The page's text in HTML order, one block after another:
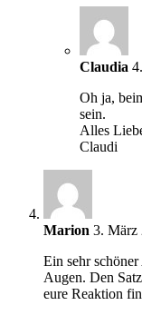
Claudia
Oh ja,
sein.
Alles
Claudi
Marion 3. März
Ein sehr
Augen. Den
eure Reaktion